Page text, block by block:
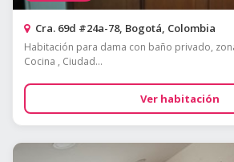
Cra. 69d #24a-78, Bogotá, Colombia
Habitación para dama con baño privado,
Cocina , Ciudad...
Ver habitación